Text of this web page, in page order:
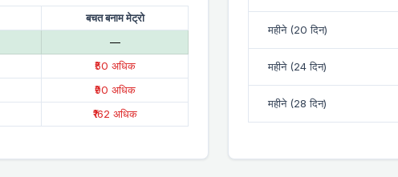
बचत बनाम मेट्रो
—
₹50 अधिक
₹90 अधिक
₹162 अधिक
महीने (20 दिन)
महीने (24 दिन)
महीने (28 दिन)